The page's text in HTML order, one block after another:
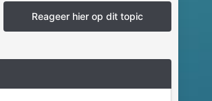
Reageer hier op dit topic